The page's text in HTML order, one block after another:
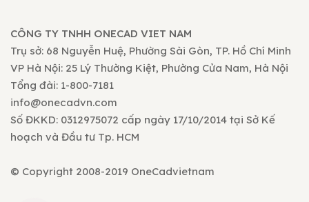
CÔNG TY TNHH ONECAD VIET NAM
Trụ sở: 68 Nguyễn Huệ, Phường Sài Gòn, TP. Hồ Chí Minh
VP Hà Nội: 25 Lý Thường Kiệt, Phường Cửa Nam, Hà Nội
Tổng đài: 1-800-7181
info@onecadvn.com
Số ĐKKD: 0312975072 cấp ngày 17/10/2014 tại Sở Kế
hoạch và Đầu tư Tp. HCM
© Copyright 2008-2019 OneCadvietnam